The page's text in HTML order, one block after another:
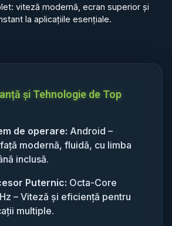
viteză modernă, ecran superior și
la aplicațiile esențiale.
și Tehnologie de Top
de operare: Android –
modernă, fluidă, cu limba
inclusă.
Puternic: Octa-Core
– Viteză și eficiență pentru
multiple.